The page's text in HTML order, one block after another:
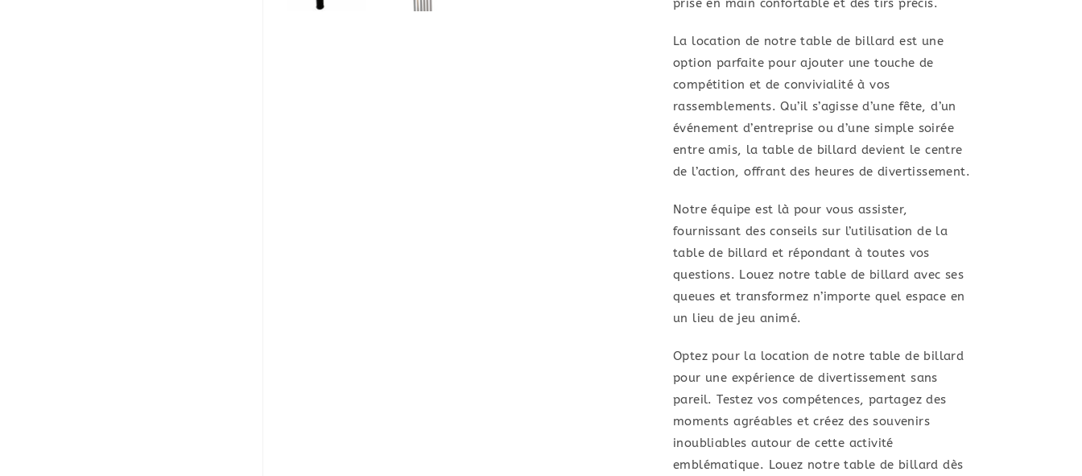
prise en main confortable et des tirs précis.
La location de notre table de billard est une
option parfaite pour ajouter une touche de
compétition et de convivialité à vos
rassemblements. Qu’il s’agisse d’une fête, d’un
événement d’entreprise ou d’une simple soirée
entre amis, la table de billard devient le centre
de l’action, offrant des heures de divertissement.
Notre équipe est là pour vous assister,
fournissant des conseils sur l’utilisation de la
table de billard et répondant à toutes vos
questions. Louez notre table de billard avec ses
queues et transformez n’importe quel espace en
un lieu de jeu animé.
Optez pour la location de notre table de billard
pour une expérience de divertissement sans
pareil. Testez vos compétences, partagez des
moments agréables et créez des souvenirs
inoubliables autour de cette activité
emblématique. Louez notre table de billard dès